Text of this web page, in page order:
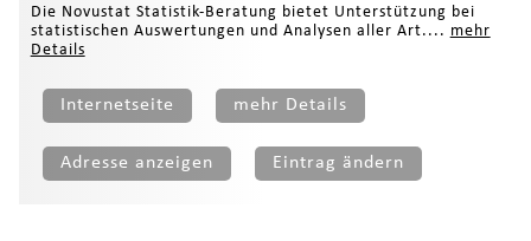
Die Novustat Statistik-Beratung bietet Unterstützung bei
statistischen Auswertungen und Analysen aller Art.... mehr
Details
Internetseite mehr Details
Adresse anzeigen Eintrag ändern